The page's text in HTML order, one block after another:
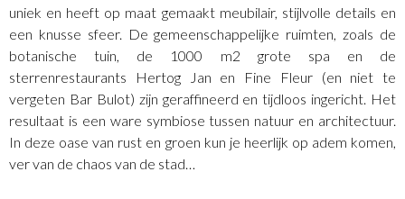
uniek en heeft op maat gemaakt meubilair, stijlvolle details en
een knusse sfeer. De gemeenschappelijke ruimten, zoals de
botanische tuin, de 1000 m2 grote spa en de
sterrenrestaurants Hertog Jan en Fine Fleur (en niet te
vergeten Bar Bulot) zijn geraffineerd en tijdloos ingericht. Het
resultaat is een ware symbiose tussen natuur en architectuur.
In deze oase van rust en groen kun je heerlijk op adem komen,
ver van de chaos van de stad…